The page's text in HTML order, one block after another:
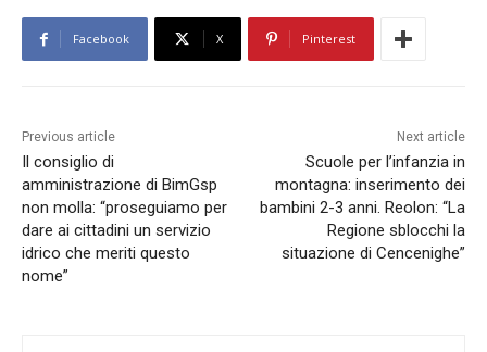
Facebook X Pinterest
Previous article
Il consiglio di
amministrazione di BimGsp
non molla: “proseguiamo per
dare ai cittadini un servizio
idrico che meriti questo
nome”
Next article
Scuole per l’infanzia in
montagna: inserimento dei
bambini 2-3 anni. Reolon: “La
Regione sblocchi la
situazione di Cencenighe”